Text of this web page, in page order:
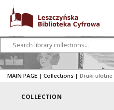
MAIN PAGE | Collections | Druki ulotne
COLLECTION